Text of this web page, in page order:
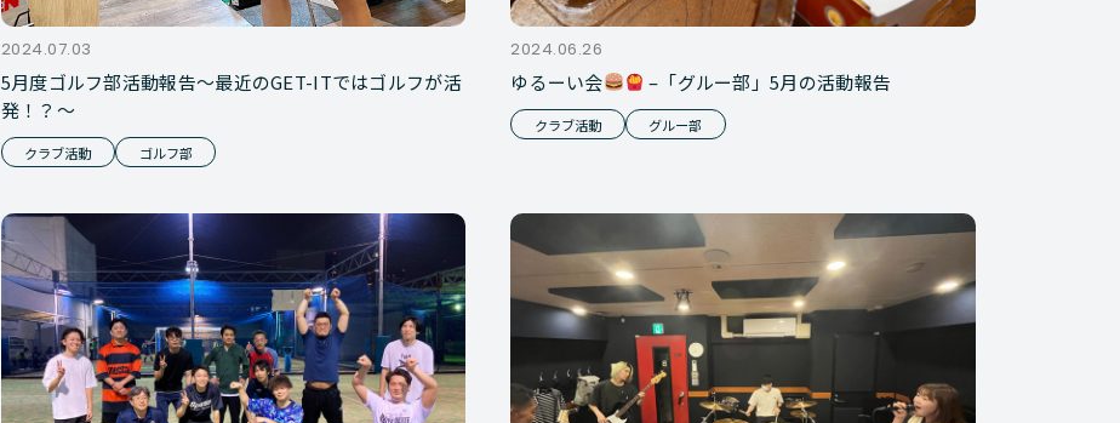
2024.07.03
5月度ゴルフ部活動報告～最近のGET-ITではゴルフが活
発！？～
クラブ活動 ゴルフ部
2024.06.26
ゆるーい会 –「グルー部」5月の活動報告
クラブ活動 グルー部